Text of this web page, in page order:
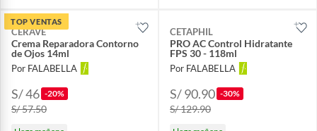
TOP VENTAS
CERAVE
Crema Reparadora Contorno
de Ojos 14ml
Por FALABELLA
S/ 46 -20%
S/ 57.50
CETAPHIL
PRO AC Control Hidratante
FPS 30 - 118ml
Por FALABELLA
S/ 90.90 -30%
S/ 129.90